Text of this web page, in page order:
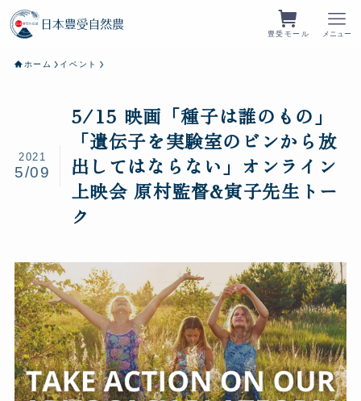
豊受モール メニュー
ホーム イベント
5/15 映画「種子は誰のもの」
「遺伝子を実験室のビンから放
出してはならない」オンライン
上映会 原村監督&寅子先生トー
ク
2021
5/09